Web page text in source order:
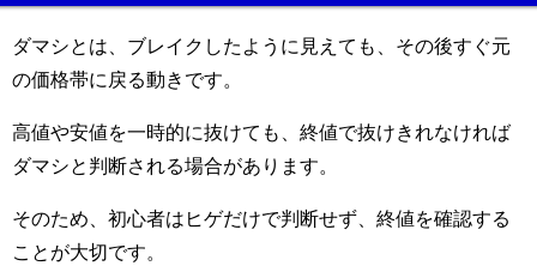
ダマシとは、ブレイクしたように見えても、その後すぐ元
の価格帯に戻る動きです。
高値や安値を一時的に抜けても、終値で抜けきれなければ
ダマシと判断される場合があります。
そのため、初心者はヒゲだけで判断せず、終値を確認する
ことが大切です。